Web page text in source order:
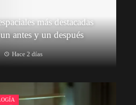
más destacadas
antes y un después
Hace 2 días